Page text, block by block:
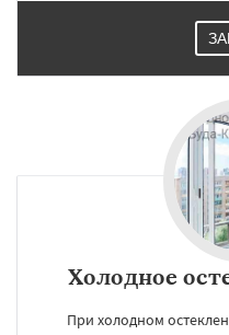
Холодное
При холодном